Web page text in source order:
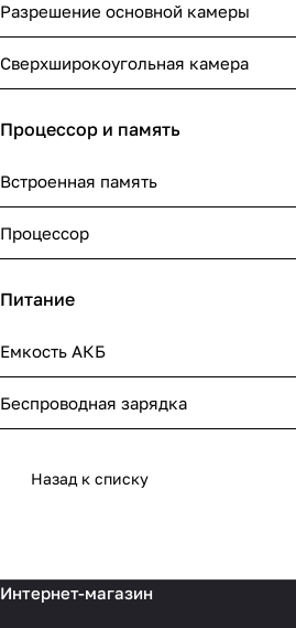
Разрешение основной камеры
Сверхширокоугольная камера
Процессор и память
Встроенная память
Процессор
Питание
Емкость АКБ
Беспроводная зарядка
Назад к списку
Интернет-магазин